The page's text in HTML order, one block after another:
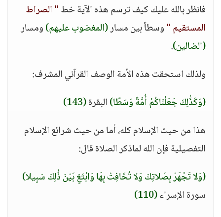
فانظر بالله عليك كيف ترسم هذه الآية خط" الصراط
المستقيم "وسطاً بين مسار(المغضوب عليهم)ومسار
(الضالين).
ولذلك استحقت هذه الأمة الوصف القرآني المشرف:
(وَكَذَٰلِكَ جَعَلْنَاكُمْ أُمَّةً وَسَطًا)البقرة(143)
هذا من حيث الإسلام كله، أما من حيث شرائع الإسلام
التفصيلية فإن الله لماذكر الصلاة قال:
(وَلا تَجْهَرْ بِصَلاتِكَ وَلا تُخَافِتْ بِهَا وَابْتَغِ بَيْنَ ذَٰلِكَ سَبِيلا)
سورة الإسراء(110)